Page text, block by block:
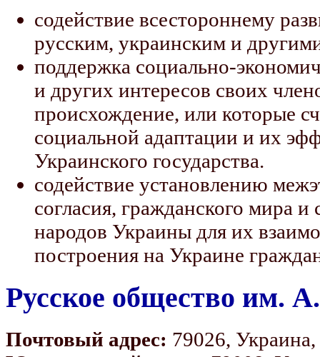
содействие всестороннему
русским, украинским и
поддержка социально-
и других интересов своих
происхождение, или которые
социальной адаптации и их
Украинского государства.
содействие установлению
согласия, гражданского мира и
народов Украины для их
построения на Украине
Русское общество им.
Почтовый адрес: 79026, Украина,